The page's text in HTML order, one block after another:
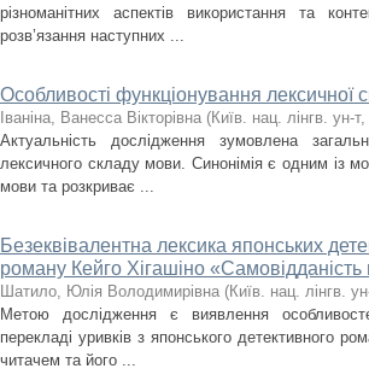
різноманітних аспектів використання та
розв’язання наступних ...
Особливості функціонування лексичної
Іваніна, Ванесса Вікторівна (Київ. нац. лінгв. ун-т,
Актуальність дослідження зумовлена
лексичного складу мови. Синонімія є одним із
мови та розкриває ...
Безеквівалентна лексика японських
роману Кейго Хігашіно
Шатило, Юлія Володимирівна (Київ. нац. лінгв.
Метою дослідження є виявлення
перекладі уривків з японського детективного
читачем та його ...